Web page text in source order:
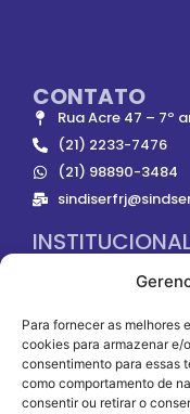
Para fornecer as melhores
cookies para armazenar e/
consentimento para essas
como comportamento de
consentir ou retirar o
CONTATO
Rua Acre 47 – 7º
(21) 2233-7476
(21) 98890-3484
INSTITUCIONAL
ONDE NOS